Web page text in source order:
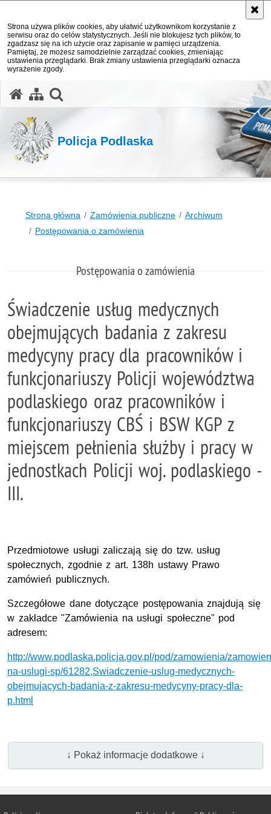
Strona używa plików cookies, aby ułatwić użytkownikom korzystanie z
serwisu oraz do celów statystycznych. Jeśli nie blokujesz tych plików, to
zgadzasz się na ich użycie oraz zapisanie w pamięci urządzenia.
Pamiętaj, że możesz samodzielnie zarządzać cookies, zmieniając
ustawienia przeglądarki. Brak zmiany ustawienia przeglądarki oznacza
wyrażenie zgody.
Policja Podlaska
Strona główna Zamówienia publiczne
Archiwum
Postępowania o zamówienia
Postępowania o zamówienia
Świadczenie usług medycznych
obejmujących badania z zakresu
medycyny pracy dla pracowników i
funkcjonariuszy Policji województwa
podlaskiego oraz pracowników i
funkcjonariuszy CBŚ i BSW KGP z
miejscem pełnienia służby i pracy w
jednostkach Policji woj. podlaskiego -
III.
Przedmiotowe usługi zaliczają się do tzw. usług
społecznych, zgodnie z art. 138h ustawy Prawo
zamówień publicznych.
Szczegółowe dane dotyczące postępowania znajdują się
w zakładce "Zamówienia na usługi społeczne" pod
adresem:
http://www.podlaska.policja.gov.pl/pod/zamowienia/
na-uslugi-sp/61282,Swiadczenie-uslug-medycznych-
obejmujacych-badania-z-zakresu-medycyny-pracy-dla-
p.html
↓ Pokaż informacje dodatkowe ↓